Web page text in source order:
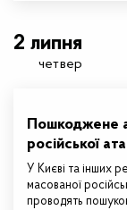
2 липня
четвер
Пошкоджене
російської
У Києві та інших
масованої
проводять